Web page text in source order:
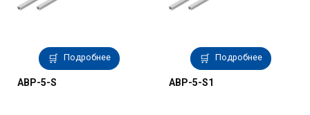
Подробнее
ABP-5-S
Подробнее
ABP-5-S1